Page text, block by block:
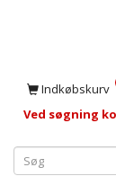
Indkøbskurv
Ved søgning